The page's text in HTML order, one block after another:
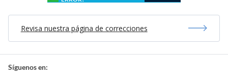
Revisa nuestra página de correcciones
Síguenos en: